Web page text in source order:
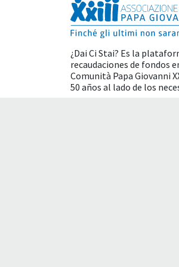
¿Dai Ci Stai? Es la
recaudaciones de fondos
Comunità Papa Giovanni
50 años al lado de los